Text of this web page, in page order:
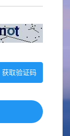
获取验证码